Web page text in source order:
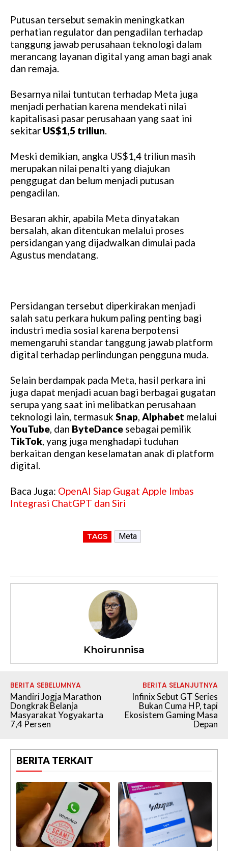
Putusan tersebut semakin meningkatkan
perhatian regulator dan pengadilan terhadap
tanggung jawab perusahaan teknologi dalam
merancang layanan digital yang aman bagi anak
dan remaja.
Besarnya nilai tuntutan terhadap Meta juga
menjadi perhatian karena mendekati nilai
kapitalisasi pasar perusahaan yang saat ini
sekitar US$1,5 triliun.
Meski demikian, angka US$1,4 triliun masih
merupakan nilai penalti yang diajukan
penggugat dan belum menjadi putusan
pengadilan.
Besaran akhir, apabila Meta dinyatakan
bersalah, akan ditentukan melalui proses
persidangan yang dijadwalkan dimulai pada
Agustus mendatang.
Persidangan tersebut diperkirakan menjadi
salah satu perkara hukum paling penting bagi
industri media sosial karena berpotensi
memengaruhi standar tanggung jawab platform
digital terhadap perlindungan pengguna muda.
Selain berdampak pada Meta, hasil perkara ini
juga dapat menjadi acuan bagi berbagai gugatan
serupa yang saat ini melibatkan perusahaan
teknologi lain, termasuk Snap, Alphabet melalui
YouTube, dan ByteDance sebagai pemilik
TikTok, yang juga menghadapi tuduhan
berkaitan dengan keselamatan anak di platform
digital.
Baca Juga: OpenAI Siap Gugat Apple Imbas
Integrasi ChatGPT dan Siri
TAGS Meta
Khoirunnisa
BERITA SEBELUMNYA
Mandiri Jogja Marathon
Dongkrak Belanja
Masyarakat Yogyakarta
7,4 Persen
BERITA SELANJUTNYA
Infinix Sebut GT Series
Bukan Cuma HP, tapi
Ekosistem Gaming Masa
Depan
BERITA TERKAIT